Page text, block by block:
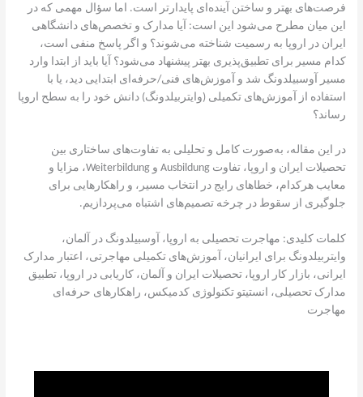
فرصت‌های بهتر و ساختن آینده‌ای پایدارتر است. اما سؤال مهمی که در
این میان مطرح می‌شود این است: آیا مدارک و تخصص‌های دانشگاهی
ایران در اروپا به رسمیت شناخته می‌شوند؟ و اگر پاسخ منفی است،
کدام مسیر برای تطبیق‌پذیری بهتر پیشنهاد می‌شود؟ آیا باید از ابتدا وارد
مسیر آوسبیلدونگ شد و آموزش‌های فنی/حرفه‌ای ابتدایی دید، یا با
استفاده از آموزش‌های تکمیلی (وایتربیلدونگ) دانش خود را به سطح اروپا
رساند؟
در این مقاله، به‌صورت کامل و تحلیلی به تفاوت‌های ساختاری بین
تحصیلات ایران و اروپا، تفاوت Ausbildung و Weiterbildung، مزایا و
معایب هرکدام، خطاهای رایج در انتخاب مسیر، و راهکارهایی برای
جلوگیری از سقوط در چرخه تصمیم‌های اشتباه می‌پردازیم.
کلمات کلیدی: مهاجرت تحصیلی به اروپا، آوسبیلدونگ در آلمان،
وایتربیلدونگ برای ایرانیان، آموزش‌های تکمیلی مهاجرتی، اعتبار مدارک
ایرانی، بازار کار اروپا، تحصیلات ایران و آلمان، کاریابی در اروپا، تطبیق
مدارک تحصیلی، انستیتو تکنولوژی کدمیکس، راهکارهای حرفه‌ای
مهاجرت